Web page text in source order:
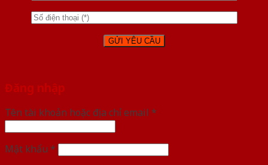
Đăng nhập
Tên tài khoản hoặc địa chỉ email *
Mật khẩu *